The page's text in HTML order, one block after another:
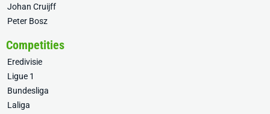
Johan Cruijff
Peter Bosz
Competities
Eredivisie
Ligue 1
Bundesliga
Laliga